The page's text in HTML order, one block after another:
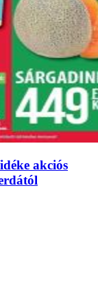
akciós